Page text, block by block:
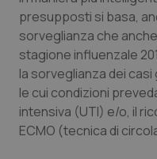
Emilia-Romagna
Friuli Venezia
Lazio
Liguria
Colesterolo &
Dermatite
Diabete &
Disturbi dell’umore
presupposti si basa,
sorveglianza che
stagione influenzale
la sorveglianza dei
le cui condizioni
intensiva (UTI) e/o, il
ECMO (tecnica di